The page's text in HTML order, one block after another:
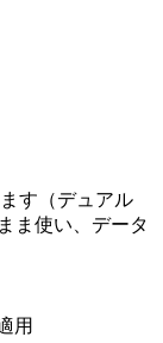
す（デュアル
ま使い、データ
用